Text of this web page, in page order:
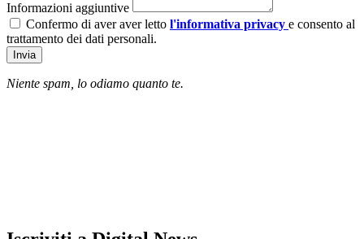
Informazioni aggiuntive
Confermo di aver aver letto l'informativa privacy e consento al
trattamento dei dati personali.
Invia
Niente spam, lo odiamo quanto te.